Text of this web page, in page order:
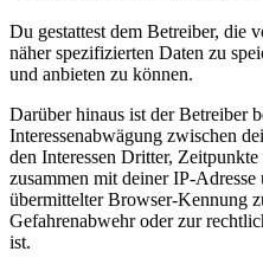
Du gestattest dem Betreiber, die
näher spezifizierten Daten zu
und anbieten zu können.
Darüber hinaus ist der Betreiber
Interessenabwägung zwischen
den Interessen Dritter,
zusammen mit deiner IP-
übermittelter Browser-Kennung
Gefahrenabwehr oder zur
ist.